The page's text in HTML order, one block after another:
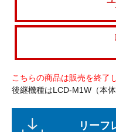
こちらの商品は販売を終了
後継機種はLCD-M1W（本
リーフ